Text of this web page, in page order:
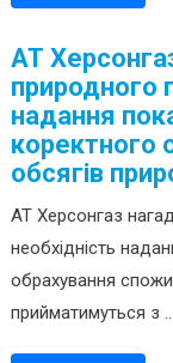
АТ
природного
надання
коректного
обсягів
АТ Херсонгаз
необхідність
обрахування
прийматимуться з ...